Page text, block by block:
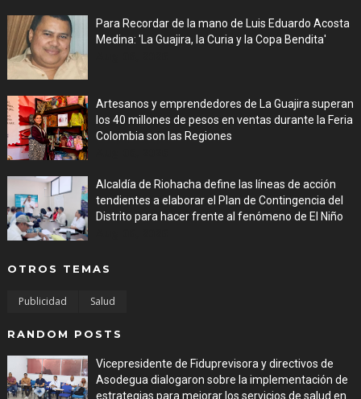
Para Recordar de la mano de Luis Eduardo Acosta
Medina: 'La Guajira, la Curia y la Copa Bendita'
Artesanos y emprendedores de La Guajira superan
los 40 millones de pesos en ventas durante la Feria
Colombia son las Regiones
Alcaldía de Riohacha define las líneas de acción
tendientes a elaborar el Plan de Contingencia del
Distrito para hacer frente al fenómeno de El Niño
OTROS TEMAS
Publicidad Salud
RANDOM POSTS
Vicepresidente de Fiduprevisora y directivos de
Asodegua dialogaron sobre la implementación de
estrategias para mejorar los servicios de salud en